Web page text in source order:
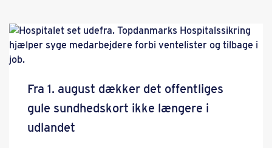
Fra 1. august dækker det offentliges
gule sundhedskort ikke længere i
udlandet